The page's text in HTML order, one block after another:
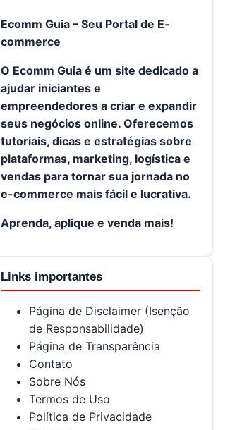
Ecomm Guia – Seu Portal de E-
commerce
O Ecomm Guia é um site dedicado a
ajudar iniciantes e
empreendedores a criar e expandir
seus negócios online. Oferecemos
tutoriais, dicas e estratégias sobre
plataformas, marketing, logística e
vendas para tornar sua jornada no
e-commerce mais fácil e lucrativa.
Aprenda, aplique e venda mais!
Links importantes
Página de Disclaimer (Isenção
de Responsabilidade)
Página de Transparência
Contato
Sobre Nós
Termos de Uso
Política de Privacidade